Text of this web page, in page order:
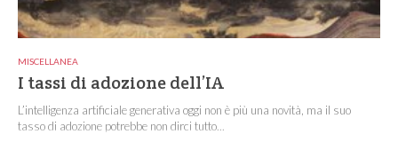
MISCELLANEA
I tassi di adozione dell’IA
L’intelligenza artificiale generativa oggi non è più una novità, ma il suo
tasso di adozione potrebbe non dirci tutto...